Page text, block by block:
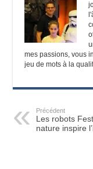
mes passions, vous
jeu de mots à la
Précédent
Les robots
nature inspire